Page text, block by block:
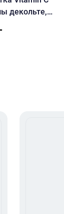
декольте,